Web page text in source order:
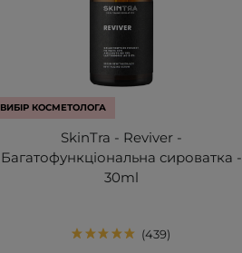
ВИБІР КОСМЕТОЛОГА
SkinTra - Reviver -
Багатофункціональна сироватка -
30ml
439